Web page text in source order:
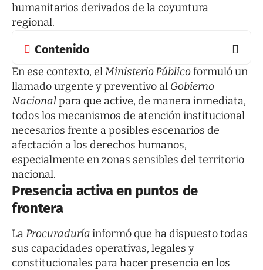
humanitarios derivados de la coyuntura
regional.
Contenido
En ese contexto, elMinisterio Públicoformuló un
llamado urgente y preventivo al Gobierno
Nacionalpara que active, de manera inmediata,
todos los mecanismos de atención institucional
necesarios frente a posibles escenarios de
afectación a los derechos humanos,
especialmente en zonas sensibles del territorio
nacional.
Presencia activa en puntos de
frontera
LaProcuraduríainformó que ha dispuesto todas
sus capacidades operativas, legales y
constitucionales para hacer presencia en los